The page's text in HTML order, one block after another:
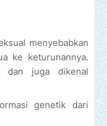
menyebabkan
ke keturunannya.
dan juga dikenal
genetik dari